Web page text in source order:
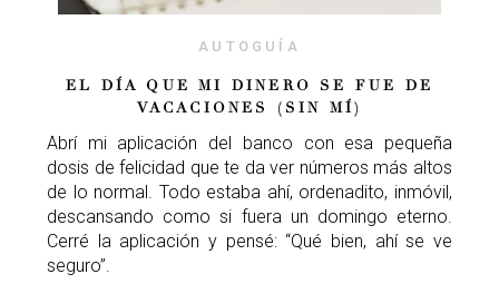
AUTOGUÍA
EL DÍA QUE MI DINERO SE FUE DE
VACACIONES (SIN MÍ)
Abrí mi aplicación del banco con esa pequeña
dosis de felicidad que te da ver números más altos
de lo normal. Todo estaba ahí, ordenadito, inmóvil,
descansando como si fuera un domingo eterno.
Cerré la aplicación y pensé: “Qué bien, ahí se ve
seguro”.